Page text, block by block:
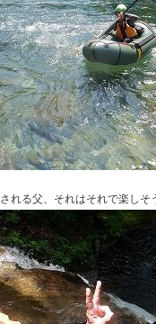
れる父、それはそれで楽しそ